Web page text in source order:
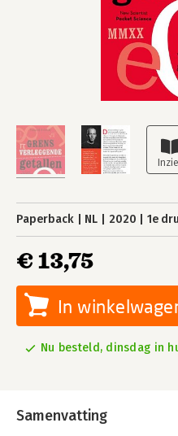
Paperback NL 2020 1e
€ 13,75
In
Nu besteld, dinsdag in
Samenvatting